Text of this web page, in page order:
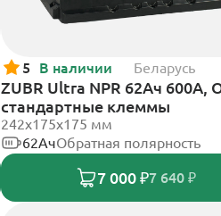
5 В наличии Беларусь
ZUBR Ultra NPR 62Ач 600А,
стандартные клеммы
242х175х175 мм
62АчОбратная полярность
7 000 ₽7 640 ₽